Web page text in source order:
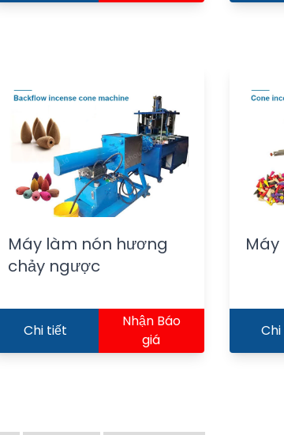
Máy làm nón hương
chảy ngược
Chi tiết
Nhận Báo
giá